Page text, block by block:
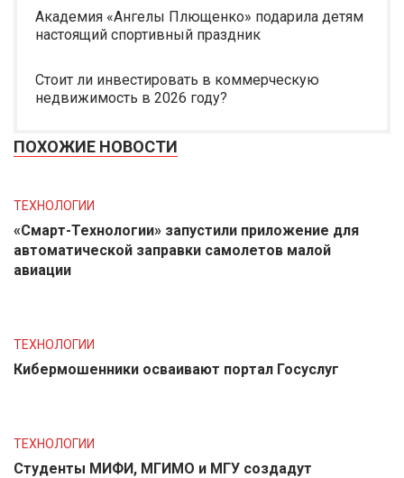
Академия «Ангелы Плющенко» подарила детям
настоящий спортивный праздник
Стоит ли инвестировать в коммерческую
недвижимость в 2026 году?
ПОХОЖИЕ НОВОСТИ
ТЕХНОЛОГИИ
«Смарт-Технологии» запустили приложение для
автоматической заправки самолетов малой
авиации
ТЕХНОЛОГИИ
Кибермошенники осваивают портал Госуслуг
ТЕХНОЛОГИИ
Студенты МИФИ, МГИМО и МГУ создадут